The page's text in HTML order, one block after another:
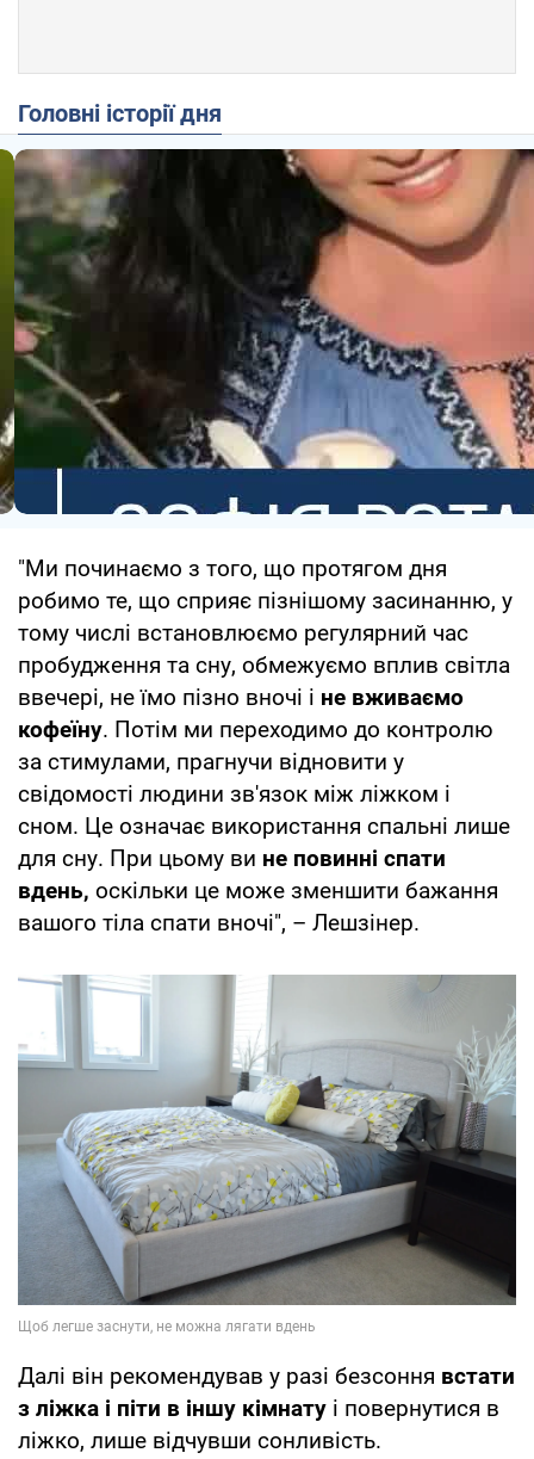
Головні історії дня
"Ми починаємо з того, що протягом дня
робимо те, що сприяє пізнішому засинанню, у
тому числі встановлюємо регулярний час
пробудження та сну, обмежуємо вплив світла
ввечері, не їмо пізно вночі і не вживаємо
кофеїну. Потім ми переходимо до контролю
за стимулами, прагнучи відновити у
свідомості людини зв'язок між ліжком і
сном. Це означає використання спальні лише
для сну. При цьому ви не повинні спати
вдень, оскільки це може зменшити бажання
вашого тіла спати вночі", – Лешзінер.
Далі він рекомендував у разі безсоння встати
з ліжка і піти в іншу кімнату і повернутися в
ліжко, лише відчувши сонливість.